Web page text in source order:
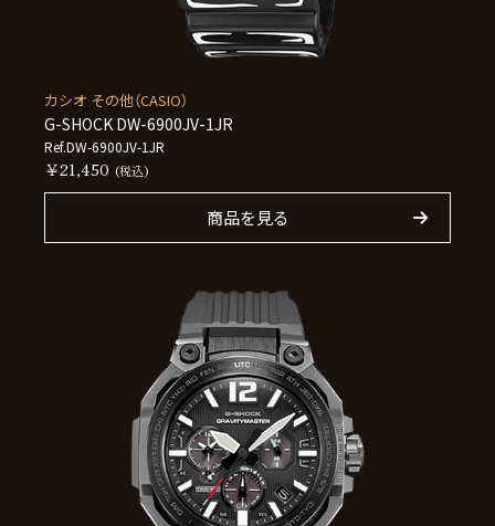
カシオ その他（CASIO）
G-SHOCK DW-6900JV-1JR
Ref.DW-6900JV-1JR
￥21,450 (税込)
商品を見る